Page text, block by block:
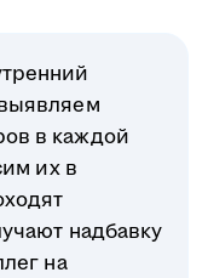
в каждой
их в
надбавку
на